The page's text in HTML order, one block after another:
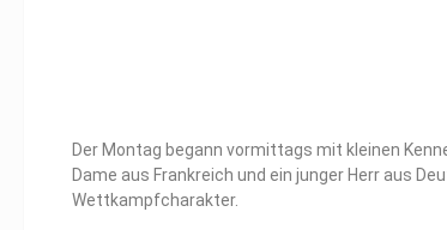
Der Montag begann vormittags mit kleinen
Dame aus Frankreich und ein junger Herr aus
Wettkampfcharakter.